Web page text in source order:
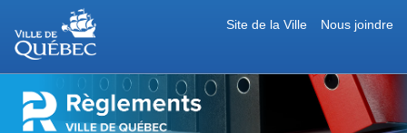
Nous joindre
Site de la Ville
RÈGLEMENTS
DE